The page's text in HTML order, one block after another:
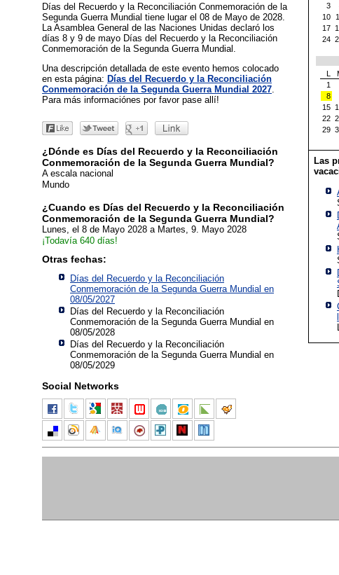
Días del Recuerdo y la Reconciliación Conmemoración de la
Segunda Guerra Mundial tiene lugar el 08 de Mayo de 2028.
La Asamblea General de las Naciones Unidas declaró los
días 8 y 9 de mayo Días del Recuerdo y la Reconciliación
Conmemoración de la Segunda Guerra Mundial.
Una descripción detallada de este evento hemos colocado
en esta página: Días del Recuerdo y la Reconciliación
Conmemoración de la Segunda Guerra Mundial 2027
Para más informaciónes por favor pase allí!
¿Dónde es Días del Recuerdo y la Reconciliación
Conmemoración de la Segunda Guerra Mundial?
A escala nacional
Mundo
¿Cuando es Días del Recuerdo y la Reconciliación
Conmemoración de la Segunda Guerra Mundial?
Lunes, el 8 de Mayo 2028 a Martes, 9. Mayo 2028
¡Todavía 640 días!
Otras fechas:
Días del Recuerdo y la Reconciliación
Conmemoración de la Segunda Guerra Mundial en
08/05/2027
Días del Recuerdo y la Reconciliación
Conmemoración de la Segunda Guerra Mundial en
08/05/2028
Días del Recuerdo y la Reconciliación
Conmemoración de la Segunda Guerra Mundial en
08/05/2029
Social Networks
3
10
17
24
L
1
8
15
22
29
Las